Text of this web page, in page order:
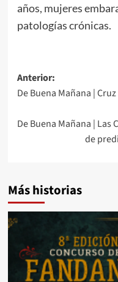
años, mujeres
patologías crónicas.
Anterior:
De Buena Mañana |
De Buena Mañana |
de
Más historias